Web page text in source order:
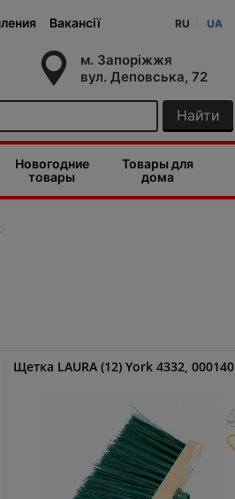
Вакансії RU UA
м. Запоріжжя
вул. Деповська, 72
Найти
Новогодние
товары
Товары для
дома
Щетка LAURA (12) York 4332, 000140